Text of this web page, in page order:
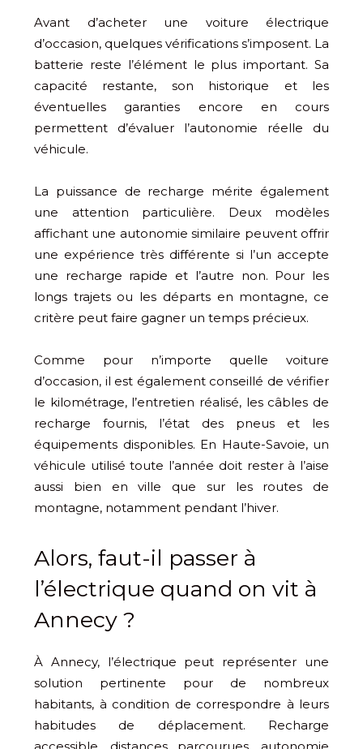
Avant d’acheter une voiture électrique
d’occasion, quelques vérifications s’imposent. La
batterie reste l’élément le plus important. Sa
capacité restante, son historique et les
éventuelles garanties encore en cours
permettent d’évaluer l’autonomie réelle du
véhicule.
La puissance de recharge mérite également
une attention particulière. Deux modèles
affichant une autonomie similaire peuvent offrir
une expérience très différente si l’un accepte
une recharge rapide et l’autre non. Pour les
longs trajets ou les départs en montagne, ce
critère peut faire gagner un temps précieux.
Comme pour n’importe quelle voiture
d’occasion, il est également conseillé de vérifier
le kilométrage, l’entretien réalisé, les câbles de
recharge fournis, l’état des pneus et les
équipements disponibles. En Haute-Savoie, un
véhicule utilisé toute l’année doit rester à l’aise
aussi bien en ville que sur les routes de
montagne, notamment pendant l’hiver.
Alors, faut-il passer à
l’électrique quand on vit à
Annecy ?
À Annecy, l’électrique peut représenter une
solution pertinente pour de nombreux
habitants, à condition de correspondre à leurs
habitudes de déplacement. Recharge